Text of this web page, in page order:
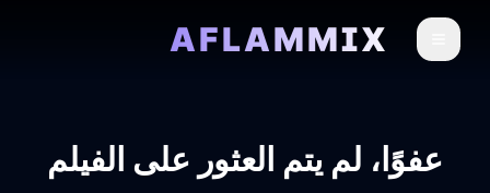
AFLAMMIX
عفوًا، لم يتم العثور على الفيلم